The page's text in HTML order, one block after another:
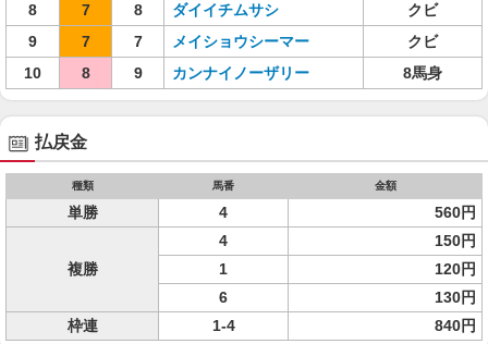
8
7 8 ダイイチムサシ
クビ
9
7 7 メイショウシーマー
クビ
10
8 9 カンナイノーザリー 8馬身
払戻金
種類 馬番 金額
単勝 4 560円
複勝
4
150円
1
120円
6
130円
枠連
1-4 840円